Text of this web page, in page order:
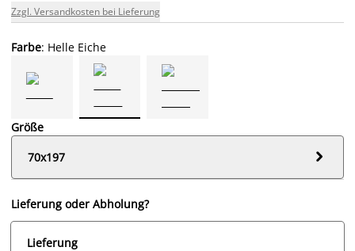
Zzgl. Versandkosten bei Lieferung
Farbe: Helle Eiche
Größe
70x197

Lieferung oder Abholung?
Lieferung